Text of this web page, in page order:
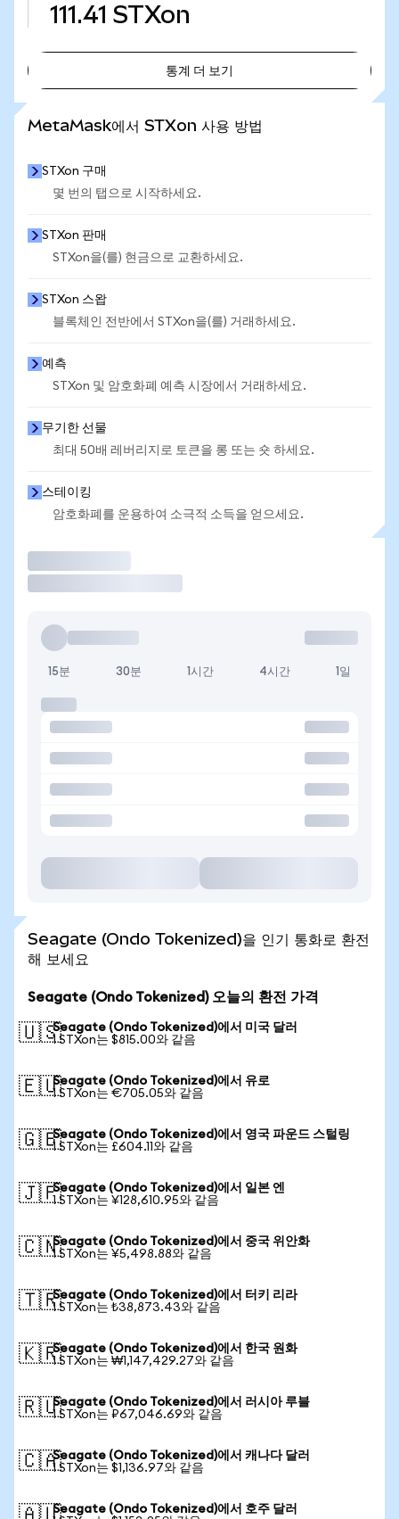
111.41 STXon
통계 더 보기
MetaMask에서 STXon 사용 방법
STXon 구매
몇 번의 탭으로 시작하세요.
STXon 판매
STXon을(를) 현금으로 교환하세요.
STXon 스왑
블록체인 전반에서 STXon을(를) 거래하세요.
예측
STXon 및 암호화폐 예측 시장에서 거래하세요.
무기한 선물
최대 50배 레버리지로 토큰을 롱 또는 숏 하세요.
스테이킹
암호화폐를 운용하여 소극적 소득을 얻으세요.
15분 30분 1시간 4시간 1일
Seagate (Ondo Tokenized)을 인기 통화로 환전
해 보세요
Seagate (Ondo Tokenized) 오늘의 환전 가격
🇺🇸Seagate (Ondo Tokenized)에서 미국 달러
1 STXon는 $815.00와 같음
🇪🇺Seagate (Ondo Tokenized)에서 유로
1 STXon는 €705.05와 같음
🇬🇧Seagate (Ondo Tokenized)에서 영국 파운드 스털링
1 STXon는 £604.11와 같음
🇯🇵Seagate (Ondo Tokenized)에서 일본 엔
1 STXon는 ¥128,610.95와 같음
🇨🇳Seagate (Ondo Tokenized)에서 중국 위안화
1 STXon는 ¥5,498.88와 같음
🇹🇷Seagate (Ondo Tokenized)에서 터키 리라
1 STXon는 ₺38,873.43와 같음
🇰🇷Seagate (Ondo Tokenized)에서 한국 원화
1 STXon는 ₩1,147,429.27와 같음
🇷🇺Seagate (Ondo Tokenized)에서 러시아 루블
1 STXon는 ₽67,046.69와 같음
🇨🇦Seagate (Ondo Tokenized)에서 캐나다 달러
1 STXon는 $1,136.97와 같음
Seagate (Ondo Tokenized)에서 호주 달러